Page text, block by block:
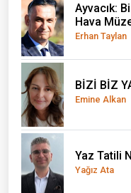
Ayvacık:
Hava
Erhan Taylan
BİZİ BİZ
Emine Alkan
Yaz Tatili
Yağız Ata